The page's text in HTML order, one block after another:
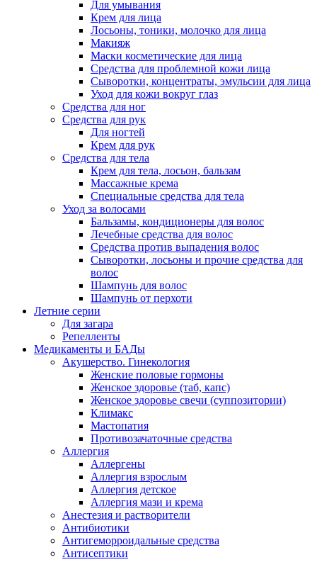
Для умывания
Крем для лица
Лосьоны, тоники, молочко для лица
Макияж
Маски косметические для лица
Средства для проблемной кожи лица
Сыворотки, концентраты, эмульсии для лица
Уход для кожи вокруг глаз
Средства для ног
Средства для рук
Для ногтей
Крем для рук
Средства для тела
Крем для тела, лосьон, бальзам
Массажные крема
Специальные средства для тела
Уход за волосами
Бальзамы, кондиционеры для волос
Лечебные средства для волос
Средства против выпадения волос
Сыворотки, лосьоны и прочие средства для
волос
Шампунь для волос
Шампунь от перхоти
Летние серии
Для загара
Репелленты
Медикаменты и БАДы
Акушерство. Гинекология
Женские половые гормоны
Женское здоровье (таб, капс)
Женское здоровье свечи (суппозитории)
Климакс
Мастопатия
Противозачаточные средства
Аллергия
Аллергены
Аллергия взрослым
Аллергия детское
Аллергия мази и крема
Анестезия и растворители
Антибиотики
Антигеморроидальные средства
Антисептики